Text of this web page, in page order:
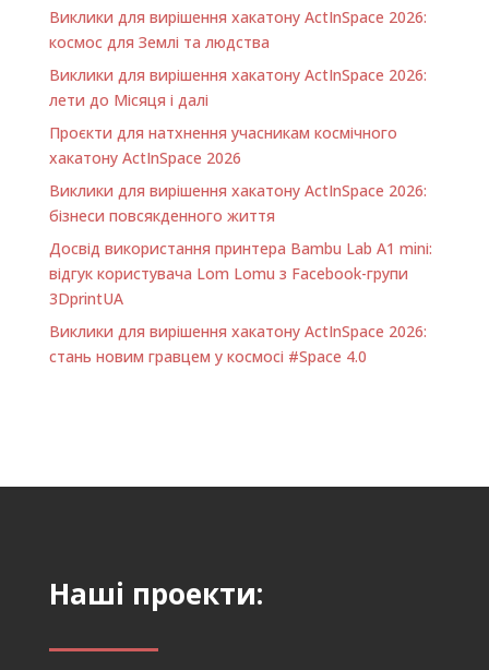
Виклики для вирішення хакатону ActInSpace 2026:
космос для Землі та людства
Виклики для вирішення хакатону ActInSpace 2026:
лети до Місяця і далі
Проєкти для натхнення учасникам космічного
хакатону ActInSpace 2026
Виклики для вирішення хакатону ActInSpace 2026:
бізнеси повсякденного життя
Досвід використання принтера Bambu Lab A1 minі:
відгук користувача Lom Lomu з Facebook-групи
3DprintUA
Виклики для вирішення хакатону ActInSpace 2026:
стань новим гравцем у космосі #Space 4.0
Наші проекти: